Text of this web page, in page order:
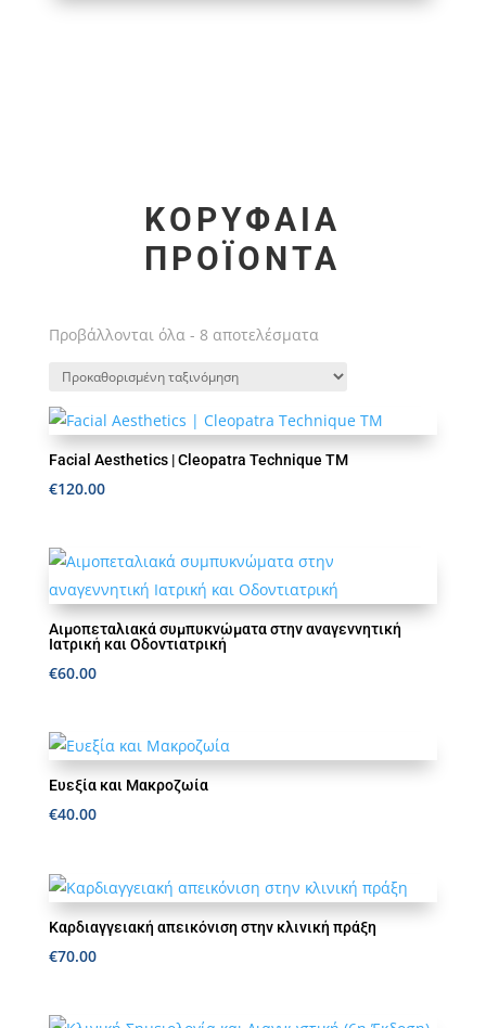
ΚΟΡΥΦΑΙΑ
ΠΡΟΪΟΝΤΑ
Προβάλλονται όλα - 8 αποτελέσματα
Facial Aesthetics | Cleopatra Technique TM
€120.00
Αιμοπεταλιακά συμπυκνώματα στην αναγεννητική
Ιατρική και Οδοντιατρική
€60.00
Ευεξία και Μακροζωία
€40.00
Καρδιαγγειακή απεικόνιση στην κλινική πράξη
€70.00